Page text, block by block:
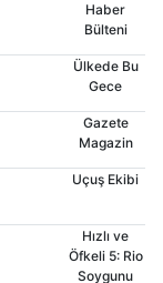
Haber
Bülteni
Ülkede Bu
Gece
Gazete
Magazin
Uçuş Ekibi
Hızlı ve
Öfkeli 5: Rio
Soygunu